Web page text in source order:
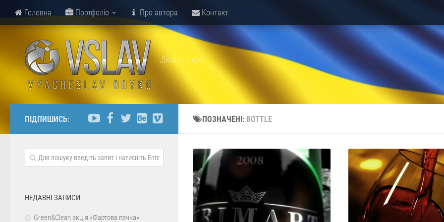
Головна Портфоліо Про автора Контакт
Дизайн у русі
ПОЗНАЧЕНІ: BOTTLE
ПІДПИШИСЬ:
НЕДАВНІ ЗАПИСИ
Green&Clean акція «Фартова пачка»